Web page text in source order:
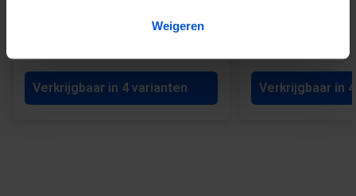
Weigeren
Verkrijgbaar in 4 varianten Verkrijgbaar in